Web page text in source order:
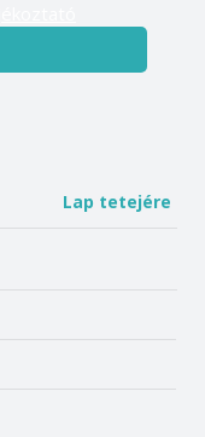
Lap tetejére